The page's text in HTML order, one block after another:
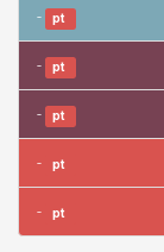
- pt
- pt
- pt
- pt
- pt